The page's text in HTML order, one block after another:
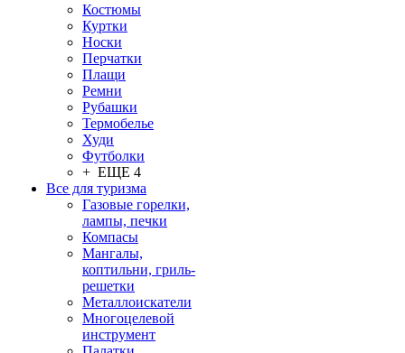
Костюмы
Куртки
Носки
Перчатки
Плащи
Ремни
Рубашки
Термобелье
Худи
Футболки
+ ЕЩЕ 4
Все для туризма
Газовые горелки,
лампы, печки
Компасы
Мангалы,
коптильни, гриль-
решетки
Металлоискатели
Многоцелевой
инструмент